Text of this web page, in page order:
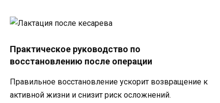
Практическое руководство по
восстановлению после операции
Правильное восстановление ускорит возвращение к
активной жизни и снизит риск осложнений.